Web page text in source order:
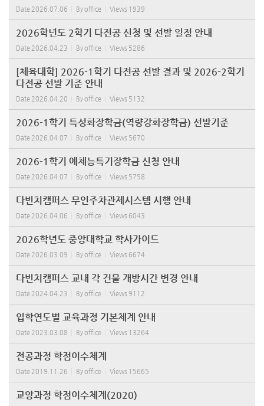
Date 2026.07.06 Byoffice Views 1939
2026학년도 2학기 다전공 신청 및 선발 일정 안내
Date 2026.04.23 Byoffice Views 5286
[체육대학] 2026-1학기 다전공 선발 결과 및 2026-2학기
다전공 선발 기준 안내
Date 2026.04.20 Byoffice Views 5132
2026-1학기 특성화장학금(역량강화장학금) 선발기준
Date 2026.04.07 Byoffice Views 5670
2026-1학기 예체능특기장학금 신청 안내
Date 2026.04.07 Byoffice Views 5758
다빈치캠퍼스 무인주차관제시스템 시행 안내
Date 2026.04.06 Byoffice Views 6043
2026학년도 중앙대학교 학사가이드
Date 2026.03.09 Byoffice Views 6674
다빈치캠퍼스 교내 각 건물 개방시간 변경 안내
Date 2024.04.23 Byoffice Views 9112
입학연도별 교육과정 기본체계 안내
Date 2023.03.08 Byoffice Views 13264
전공과정 학점이수체계
Date 2019.11.26 Byoffice Views 15665
교양과정 학점이수체계(2020)